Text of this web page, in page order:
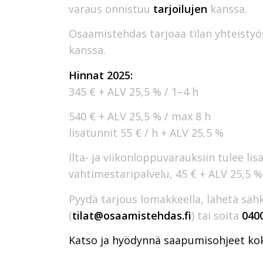
varaus onnistuu tarjoilujen kanssa.
Osaamistehdas tarjoaa tilan
kanssa.
Hinnat 2025:
345 € + ALV 25,5 % / 1–4 h
540 € + ALV 25,5 % / max 8 h
lisätunnit 55 € / h + ALV 25,5 %
Ilta- ja viikonloppuvarauksiin tulee
vahtimestaripalvelu, 45 € + ALV 25,5
Pyydä tarjous lomakkeella, lähetä
(tilat@osaamistehdas.fi) tai soita
Katso ja hyödynnä saapumisohjeet